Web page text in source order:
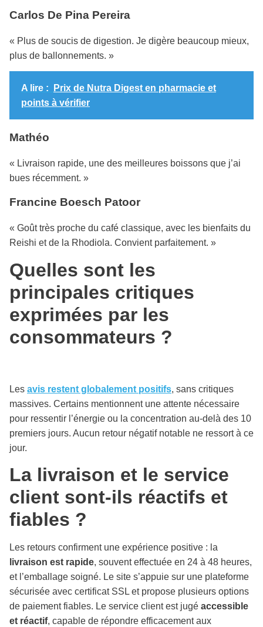
Carlos De Pina Pereira
« Plus de soucis de digestion. Je digère beaucoup mieux,
plus de ballonnements. »
A lire :
Prix de Nutra Digest en pharmacie et
points à vérifier
Mathéo
« Livraison rapide, une des meilleures boissons que j’ai
bues récemment. »
Francine Boesch Patoor
« Goût très proche du café classique, avec les bienfaits du
Reishi et de la Rhodiola. Convient parfaitement. »
Quelles sont les
principales critiques
exprimées par les
consommateurs ?
Les avis restent globalement positifs, sans critiques
massives. Certains mentionnent une attente nécessaire
pour ressentir l’énergie ou la concentration au-delà des 10
premiers jours. Aucun retour négatif notable ne ressort à ce
jour.
La livraison et le service
client sont-ils réactifs et
fiables ?
Les retours confirment une expérience positive : la
livraison est rapide, souvent effectuée en 24 à 48 heures,
et l’emballage soigné. Le site s’appuie sur une plateforme
sécurisée avec certificat SSL et propose plusieurs options
de paiement fiables. Le service client est jugé accessible
et réactif, capable de répondre efficacement aux